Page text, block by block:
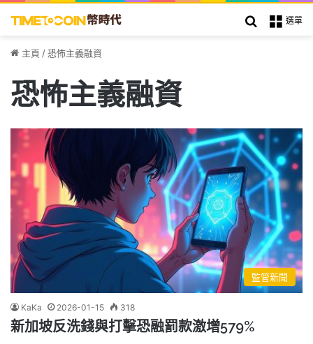
選單
搜索
主頁 /恐怖主義融資
恐怖主義融資
監管新聞
KaKa 2026-01-15 318
新加坡反洗錢與打擊恐融罰款激增579%